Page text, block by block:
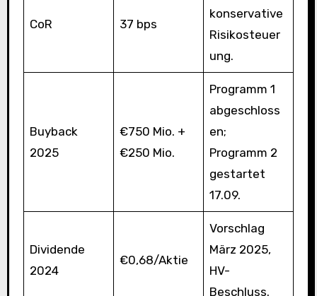
CoR 37 bps
konservative
Risikosteuer
ung.
Buyback
2025
€750 Mio. +
€250 Mio.
Programm 1
abgeschloss
en;
Programm 2
gestartet
17.09.
Dividende
2024
€0,68/Aktie
Vorschlag
März 2025,
HV-
Beschluss.